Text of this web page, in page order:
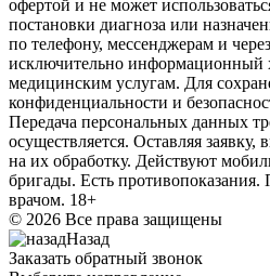
офертой и не может
постановки диагноза или
по телефону, мессенджерам и
исключительно информационный
медицинским услугам. Для
конфиденциальности и
Передача персональных данных
осуществляется. Оставляя заявку,
на их обработку. Действуют
бригады. Есть противопоказания.
врачом. 18+
© 2026 Все права защищены
Назад
Заказать обратный звонок